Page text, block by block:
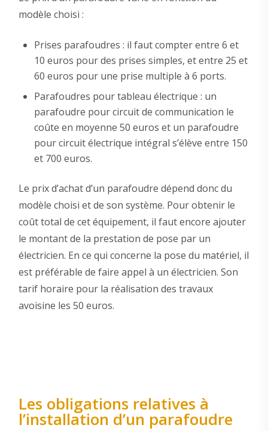
modèle choisi :
Prises parafoudres : il faut compter entre 6 et
10 euros pour des prises simples, et entre 25 et
60 euros pour une prise multiple à 6 ports.
Parafoudres pour tableau électrique : un
parafoudre pour circuit de communication le
coûte en moyenne 50 euros et un parafoudre
pour circuit électrique intégral s’élève entre 150
et 700 euros.
Le prix d’achat d’un parafoudre dépend donc du
modèle choisi et de son système. Pour obtenir le
coût total de cet équipement, il faut encore ajouter
le montant de la prestation de pose par un
électricien. En ce qui concerne la pose du matériel, il
est préférable de faire appel à un électricien. Son
tarif horaire pour la réalisation des travaux
avoisine les 50 euros.
Les obligations relatives à
l’installation d’un parafoudre